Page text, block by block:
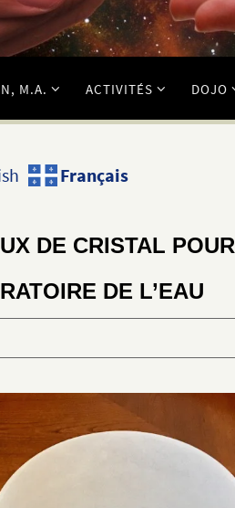
M.A. ACTIVITÉS DOJO
Français
DE CRISTAL POUR
DE L’EAU